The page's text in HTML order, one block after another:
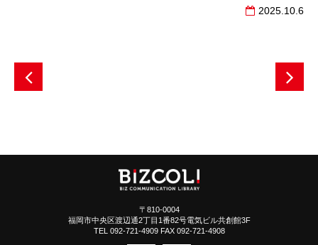
2025.10.6
〒810-0004
福岡市中央区渡辺通2丁目1番82号電気ビル共創館3F
TEL 092-721-4909 FAX 092-721-4908